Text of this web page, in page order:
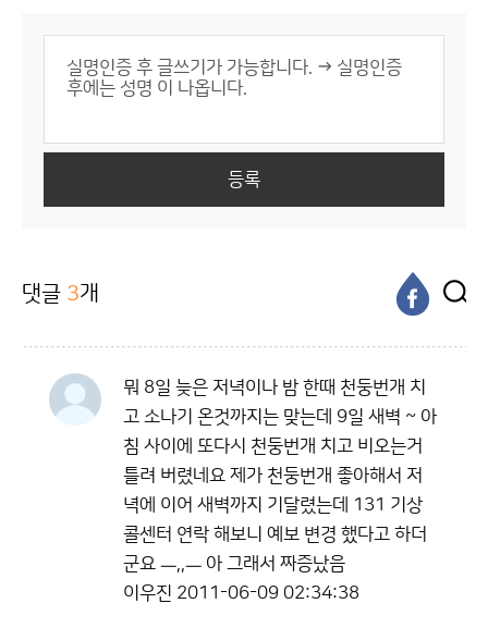
등록
댓글 3개
뭐 8일 늦은 저녁이나 밤 한때 천둥번개 치
고 소나기 온것까지는 맞는데 9일 새벽 ~ 아
침 사이에 또다시 천둥번개 치고 비오는거
틀려 버렸네요 제가 천둥번개 좋아해서 저
녁에 이어 새벽까지 기달렸는데 131 기상
콜센터 연락 해보니 예보 변경 했다고 하더
군요 ㅡ,,ㅡ 아 그래서 짜증났음
이우진 2011-06-09 02:34:38